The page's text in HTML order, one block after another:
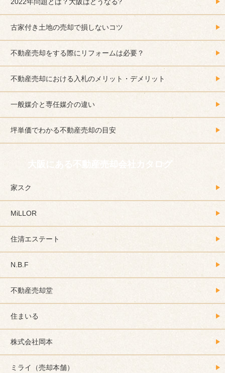
古家付き土地の売却で損しないコツ
不動産売却をする際にリフォームは必要？
不動産売却における入札のメリット・デメリット
一般媒介と専任媒介の違い
坪単価でわかる不動産売却の目安
大阪にある不動産売却会社カタログ
家スク
MiLLOR
住清エステート
N.B.F
不動産売却堂
住まいる
株式会社岡本
ミライ（売却本舗）